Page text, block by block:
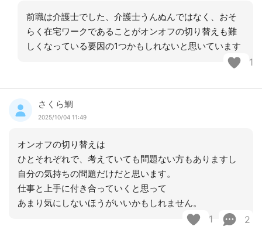
前職は介護士でした、介護士うんぬんではなく、おそ
らく在宅ワークであることがオンオフの切り替えも難
しくなっている要因の1つかもしれないと思いています
1
さくら鯛
2025/10/04 11:49
オンオフの切り替えは
ひとそれぞれで、考えていても問題ない方もありますし
自分の気持ちの問題だけだと思います。
仕事と上手に付き合っていくと思って
あまり気にしないほうがいいかもしれません。
1 2